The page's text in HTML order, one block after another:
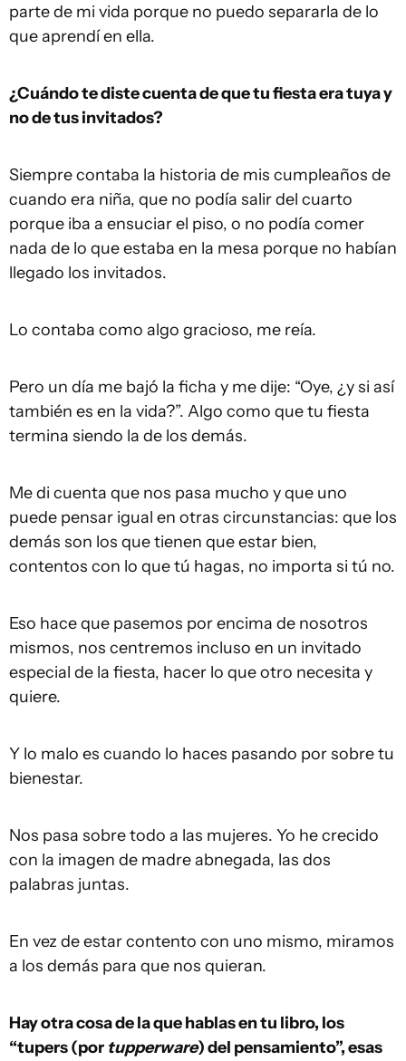
parte de mi vida porque no puedo separarla de lo
que aprendí en ella.
¿Cuándo te diste cuenta de que tu fiesta era tuya y
no de tus invitados?
Siempre contaba la historia de mis cumpleaños de
cuando era niña, que no podía salir del cuarto
porque iba a ensuciar el piso, o no podía comer
nada de lo que estaba en la mesa porque no habían
llegado los invitados.
Lo contaba como algo gracioso, me reía.
Pero un día me bajó la ficha y me dije: “Oye, ¿y si así
también es en la vida?”. Algo como que tu fiesta
termina siendo la de los demás.
Me di cuenta que nos pasa mucho y que uno
puede pensar igual en otras circunstancias: que los
demás son los que tienen que estar bien,
contentos con lo que tú hagas, no importa si tú no.
Eso hace que pasemos por encima de nosotros
mismos, nos centremos incluso en un invitado
especial de la fiesta, hacer lo que otro necesita y
quiere.
Y lo malo es cuando lo haces pasando por sobre tu
bienestar.
Nos pasa sobre todo a las mujeres. Yo he crecido
con la imagen de madre abnegada, las dos
palabras juntas.
En vez de estar contento con uno mismo, miramos
a los demás para que nos quieran.
Hay otra cosa de la que hablas en tu libro, los
“tupers (por tupperware) del pensamiento”, esas